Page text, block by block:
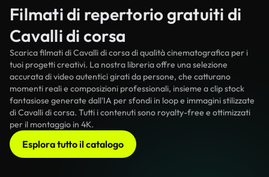
Filmati di repertorio gratuiti di
Cavalli di corsa
Scarica filmati di Cavalli di corsa di qualità cinematografica per i
tuoi progetti creativi. La nostra libreria offre una selezione
accurata di video autentici girati da persone, che catturano
momenti reali e composizioni professionali, insieme a clip stock
fantasiose generate dall'IA per sfondi in loop e immagini stilizzate
di Cavalli di corsa. Tutti i contenuti sono royalty-free e ottimizzati
per il montaggio in 4K.
Esplora tutto il catalogo